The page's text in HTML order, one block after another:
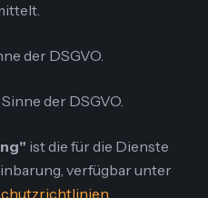
der DSGVO.
der DSGVO.
ist die für die Dienste
verfügbar unter